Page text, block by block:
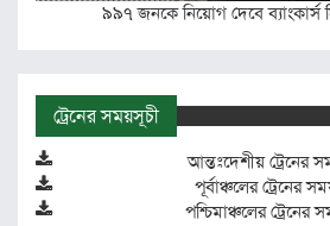
৯৯৭ জনকে নিয়োগ দেবে ব্যাংকার্স
ট্রেনের সময়সূচী
আন্তঃদেশীয় ট্রেনের
পূর্বাঞ্চলের ট্রেনের
পশ্চিমাঞ্চলের ট্রেনের